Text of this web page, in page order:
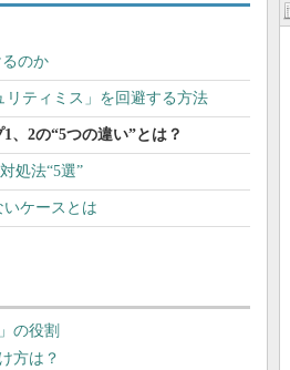
るのか
リティミス」を回避する方法
2の“5つの違い”とは？
処法“5選”
ケースとは
の役割
方は？